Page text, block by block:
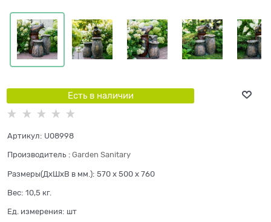
Есть в наличии
Артикул: U08998
Производитель : Garden Sanitary
Размеры(ДхШхВ в мм.): 570 x 500 x 760
Вес: 10,5 кг.
Ед. измерения: шт